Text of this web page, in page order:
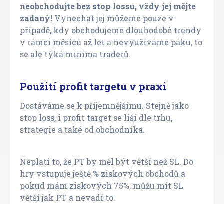
neobchodujte bez stop lossu, vždy jej mějte
zadaný! Vynechat jej můžeme pouze v
případě, kdy obchodujeme dlouhodobé trendy
v rámci měsíců až let a nevyužíváme páku, to
se ale týká minima traderů.
Použití profit targetu v praxi
Dostáváme se k příjemnějšímu. Stejně jako
stop loss, i profit target se liší dle trhu,
strategie a také od obchodníka.
Neplatí to, že PT by měl být větší než SL. Do
hry vstupuje ještě % ziskových obchodů a
pokud mám ziskových 75%, můžu mít SL
větší jak PT a nevadí to.